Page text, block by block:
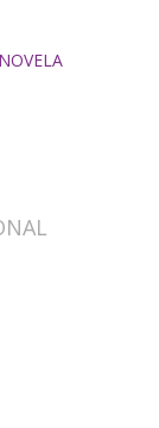
NOVELA